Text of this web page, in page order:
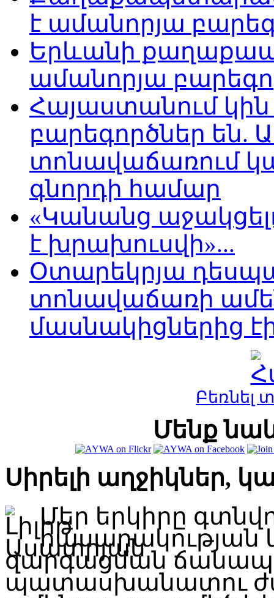
է ամանորյա
Երևանի
ամանորյա
Հայաստանում
բարեգործներ են.
տոնավաճառում
գնորդի համար
«Կանանց
է խրախուսվի»...
Օտարեկրյա
տոնավաճառի
մասնակիցներից
Բեռնել
Մենք
Սիրելի աղջիկներ,
Մեր երկիրը
հասարակության
զարգացման
պատասխանատու